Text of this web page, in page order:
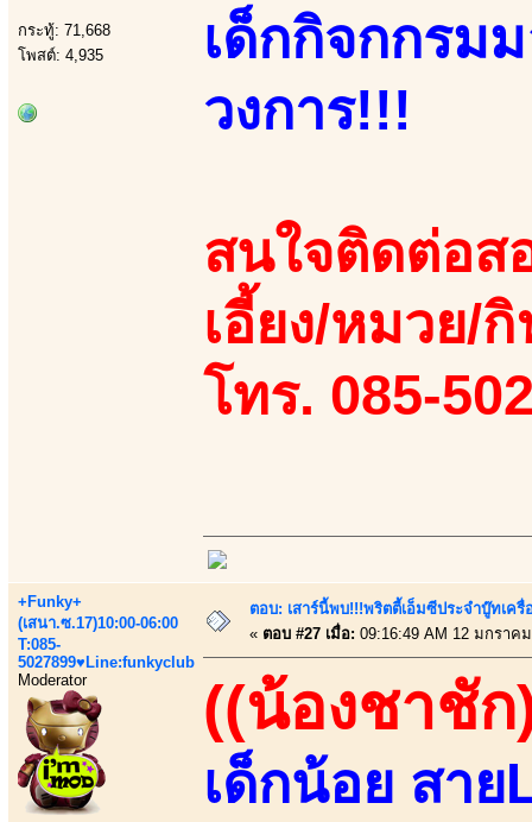
กระทู้: 71,668
โพสต์: 4,935
เด็กกิจกกรม
วงการ!!!
สนใจติดต่อส
เอี้ยง/หมวย/
โทร. 085-
+Funky+
(เสนา.ซ.17)10:00-06:00
T:085-
5027899♥Line:funkyclub
Moderator
ตอบ: เสาร์นี้พบ!!!พริตตี้เอ็มซีประจำบู๊ทเค
« ตอบ #27 เมื่อ: 09:16:49 AM 12 มกราค
((น้องชาชัก
เด็กน้อย สา